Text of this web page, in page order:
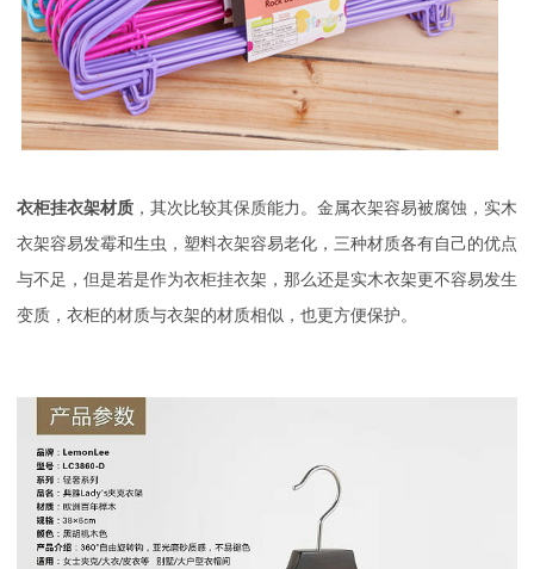
衣柜挂衣架材质 ，其次比较其保质能力。金属衣架容易被腐蚀，实木
衣架容易发霉和生虫，塑料衣架容易老化，三种材质各有自己的优点
与不足，但是若是作为衣柜挂衣架，那么还是实木衣架更不容易发生
变质，衣柜的材质与衣架的材质相似，也更方便保护。